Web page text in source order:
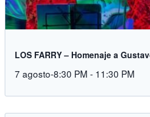
LOS FARRY – Homenaje a
7 agosto-8:30 PM - 11:30 PM